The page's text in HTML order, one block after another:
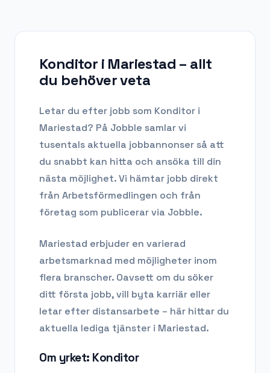
Konditor i Mariestad – allt
du behöver veta
Letar du efter jobb som Konditor i
Mariestad? På Jobble samlar vi
tusentals aktuella jobbannonser så att
du snabbt kan hitta och ansöka till din
nästa möjlighet. Vi hämtar jobb direkt
från Arbetsförmedlingen och från
företag som publicerar via Jobble.
Mariestad erbjuder en varierad
arbetsmarknad med möjligheter inom
flera branscher. Oavsett om du söker
ditt första jobb, vill byta karriär eller
letar efter distansarbete – här hittar du
aktuella lediga tjänster i Mariestad.
Om yrket: Konditor